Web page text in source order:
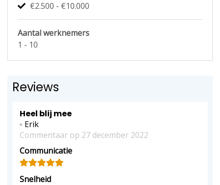
€2.500 - €10.000
Aantal werknemers
1 - 10
Reviews
Heel blij mee
Erik
Commentaar op 27 december 2022
Communicatie
Snelheid